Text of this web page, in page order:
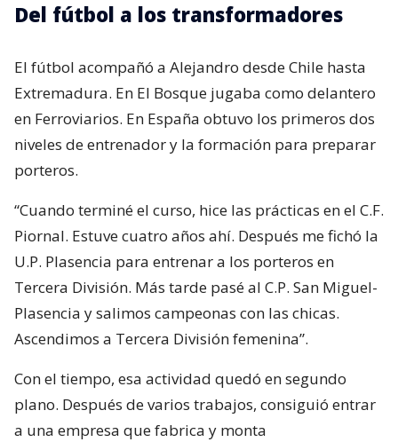
Del fútbol a los transformadores
El fútbol acompañó a Alejandro desde Chile hasta
Extremadura. En El Bosque jugaba como delantero
en Ferroviarios. En España obtuvo los primeros dos
niveles de entrenador y la formación para preparar
porteros.
“Cuando terminé el curso, hice las prácticas en el C.F.
Piornal. Estuve cuatro años ahí. Después me fichó la
U.P. Plasencia para entrenar a los porteros en
Tercera División. Más tarde pasé al C.P. San Miguel-
Plasencia y salimos campeonas con las chicas.
Ascendimos a Tercera División femenina”.
Con el tiempo, esa actividad quedó en segundo
plano. Después de varios trabajos, consiguió entrar
a una empresa que fabrica y monta